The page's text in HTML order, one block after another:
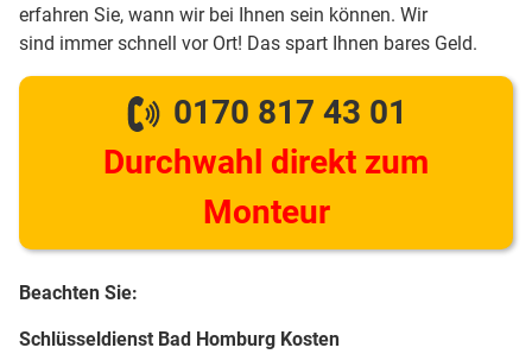
erfahren Sie, wann wir bei Ihnen sein können. Wir
sind immer schnell vor Ort! Das spart Ihnen bares Geld.
0170 817 43 01
Durchwahl direkt zum
Monteur
Beachten Sie:
Schlüsseldienst Bad Homburg Kosten